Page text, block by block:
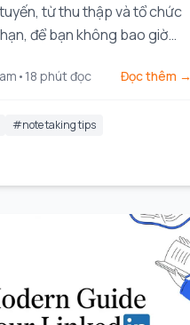
từ thu thập và tổ chức
để bạn không bao giờ
• 18 phút đọc Đọc thêm →
#note taking tips